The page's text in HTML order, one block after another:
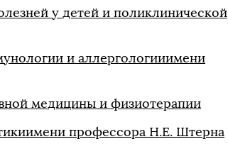
у детей и поликлинической
и аллергологииимени
медицины и физиотерапии
профессора Н.Е. Штерна